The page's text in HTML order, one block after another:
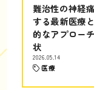
難治性の神経
する最新医療
的なアプロー
状
2026.05.14
医療